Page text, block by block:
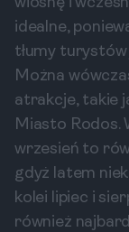
idealne,
tłumy turystów
Można
atrakcje, takie
Miasto Rodos.
wrzesień to
gdyż latem
kolei lipiec i
również